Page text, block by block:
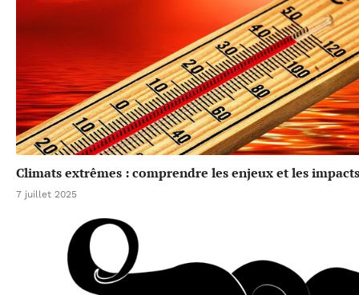
Climats extrêmes : comprendre les enjeux et les
7 juillet 2025